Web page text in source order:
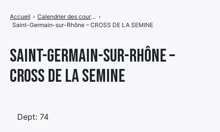
Saint-Germain-sur-Rhône –
CROSS DE LA SEMINE
Accueil › Calendrier des courses ›
Saint-Germain-sur-Rhône – CROSS DE LA SEMINE
Dept: 74
de
menu
Élément
de
menu
Élément
de